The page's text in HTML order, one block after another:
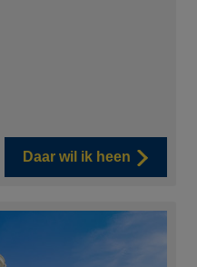
Daar wil ik heen